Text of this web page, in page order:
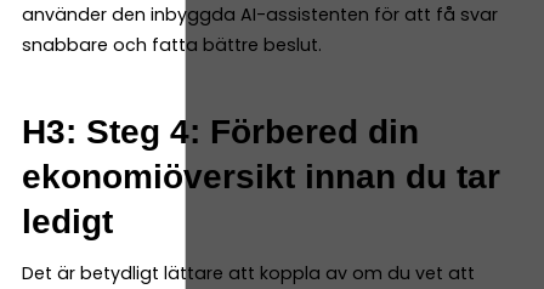
använder den inbyggda AI-assistenten för att få svar
snabbare och fatta bättre beslut.
H3: Steg 4: Förbered din
ekonomiöversikt innan du tar
ledigt
Det är betydligt lättare att koppla av om du vet att